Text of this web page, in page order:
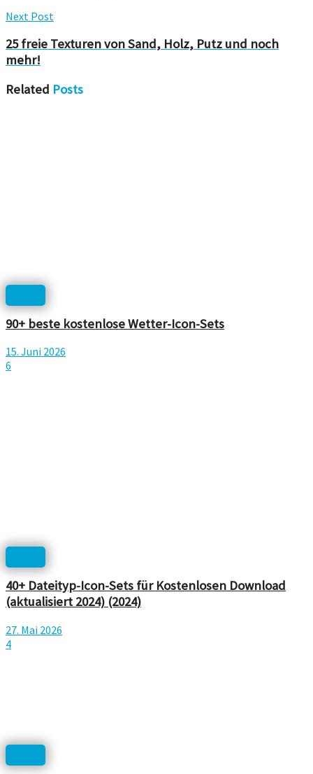
Next Post
25 freie Texturen von Sand, Holz, Putz und noch
mehr!
Related Posts
90+ beste kostenlose Wetter-Icon-Sets
15. Juni 2026
6
40+ Dateityp-Icon-Sets für Kostenlosen Download
(aktualisiert 2024) (2024)
27. Mai 2026
4